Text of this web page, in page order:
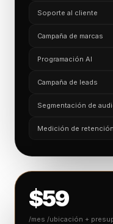
Soporte al cliente
Campaña de marcas
Programación AI
Campaña de leads
Segmentación de
Medición de
$59
/mes /ubicación +